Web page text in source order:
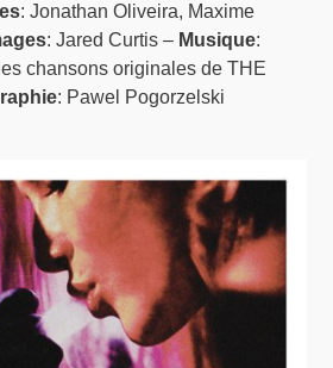
: Jonathan Oliveira, Maxime
: Jared Curtis – Musique:
chansons originales de THE
: Pawel Pogorzelski